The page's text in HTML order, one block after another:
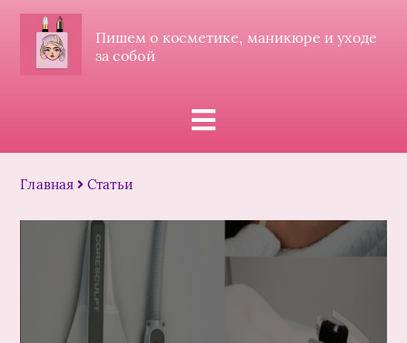
Пишем о косметике, маникюре и уходе
за собой
Главная Статьи